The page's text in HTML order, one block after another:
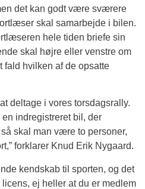
det kan godt være sværere
skal samarbejde i bilen.
hele tiden briefe sin
skal højre eller venstre om
hvilken af de opsatte
deltage i vores torsdagsrally.
indregistreret bil, der
skal man være to personer,
forklarer Knud Erik Nygaard.
kendskab til sporten, og det
ej heller at du er medlem